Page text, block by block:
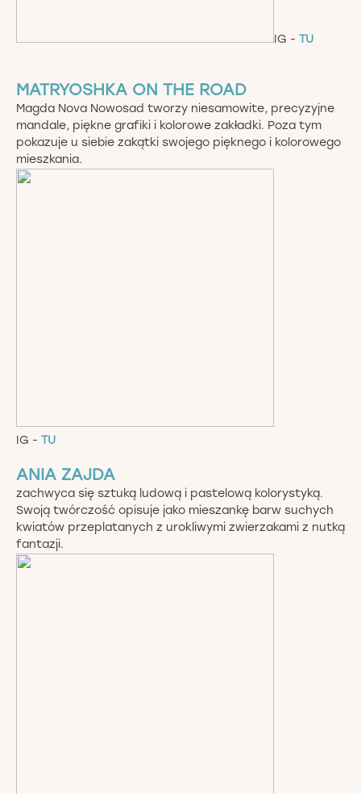
IG - TU
MATRYOSHKA ON THE ROAD
Magda Nova Nowosad tworzy niesamowite, precyzyjne
mandale, piękne grafiki i kolorowe zakładki. Poza tym
pokazuje u siebie zakątki swojego pięknego i kolorowego
mieszkania.
IG - TU
ANIA ZAJDA
zachwyca się sztuką ludową i pastelową kolorystyką.
Swoją twórczość opisuje jako mieszankę barw suchych
kwiatów przeplatanych z urokliwymi zwierzakami z nutką
fantazji.